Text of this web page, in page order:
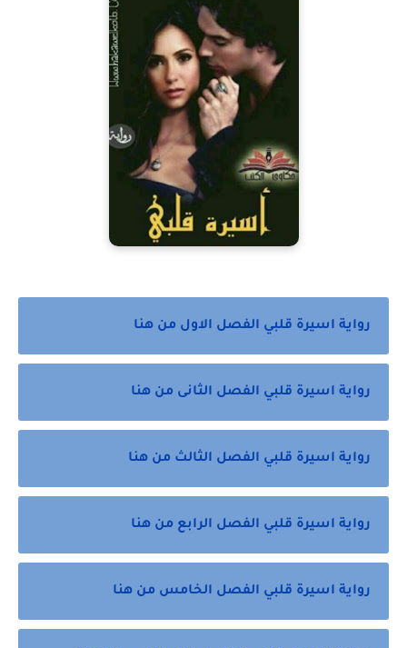
رواية اسيرة قلبي الفصل الاول من هنا
رواية اسيرة قلبي الفصل الثانى من هنا
رواية اسيرة قلبي الفصل الثالث من هنا
رواية اسيرة قلبي الفصل الرابع من هنا
رواية اسيرة قلبي الفصل الخامس من هنا